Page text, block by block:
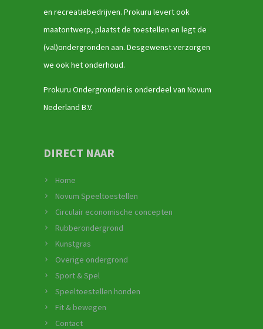
en recreatiebedrijven. Prokuru levert ook
maatontwerp, plaatst de toestellen en legt de
(val)ondergronden aan. Desgewenst verzorgen
we ook het onderhoud.
Prokuru Ondergronden is onderdeel van Novum
Nederland B.V.
DIRECT NAAR
Home
Novum Speeltoestellen
Circulair economische concepten
Rubberondergrond
Kunstgras
Overige ondergrond
Sport & Spel
Speeltoestellen honden
Fit & bewegen
Contact